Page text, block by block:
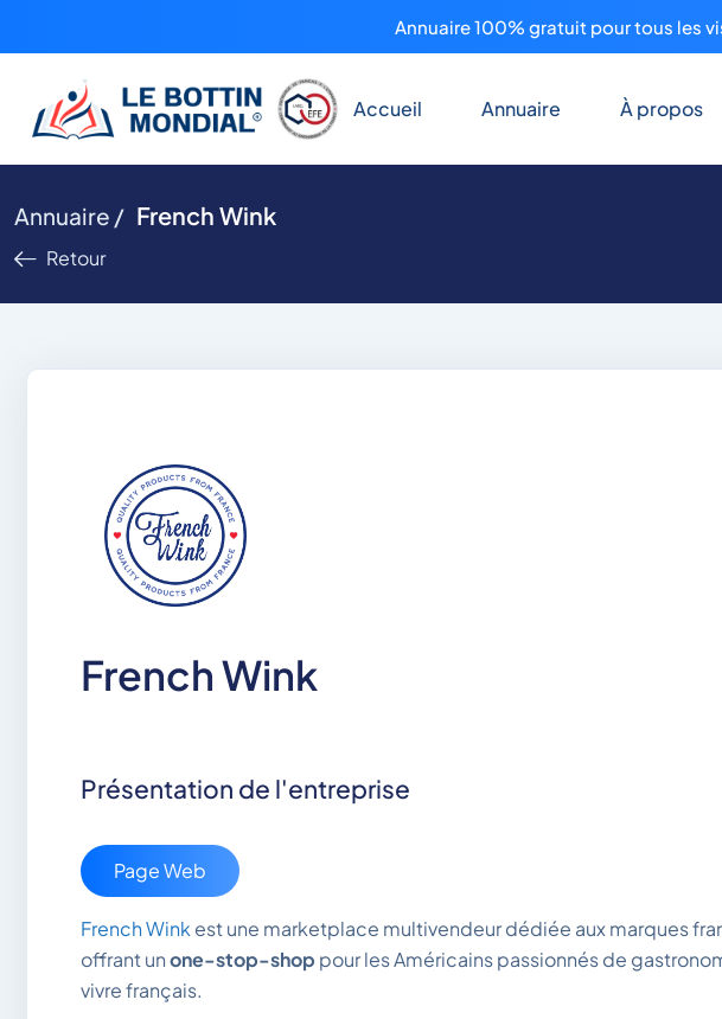
Annuaire 100% gratuit pour tous les
Accueil Annuaire À propos
Annuaire / French Wink
Retour
French Wink
Présentation de l'entreprise
Page Web
French Wink est une marketplace multivendeur dédiée aux marques
offrant unone-stop-shop pour les Américains passionnés de
vivre français.